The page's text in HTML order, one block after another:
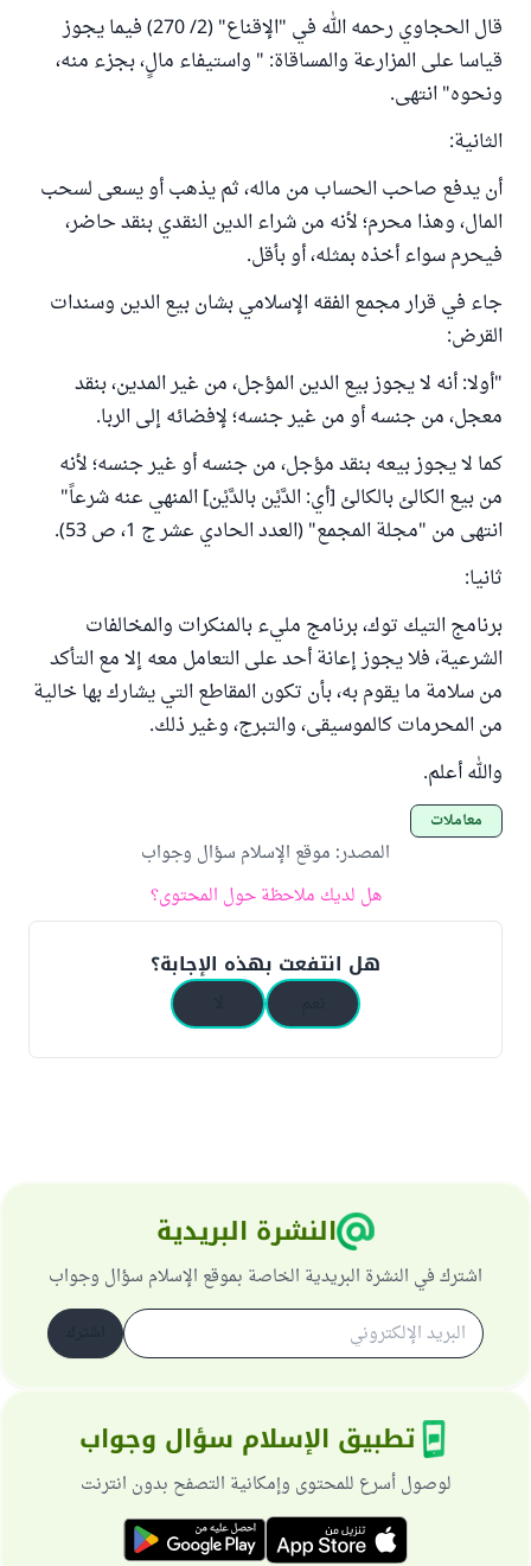
قال الحجاوي رحمه الله في "الإقناع" (2/ 270) فيما يجوز
قياسا على المزارعة والمساقاة: " واستيفاء مالٍ، بجزء منه،
ونحوه" انتهى.
الثانية:
أن يدفع صاحب الحساب من ماله، ثم يذهب أو يسعى لسحب
المال، وهذا محرم؛ لأنه من شراء الدين النقدي بنقد حاضر،
فيحرم سواء أخذه بمثله، أو بأقل.
جاء في قرار مجمع الفقه الإسلامي بشان بيع الدين وسندات
القرض:
"أولا: أنه لا يجوز بيع الدين المؤجل، من غير المدين، بنقد
معجل، من جنسه أو من غير جنسه؛ لإفضائه إلى الربا.
كما لا يجوز بيعه بنقد مؤجل، من جنسه أو غير جنسه؛ لأنه
من بيع الكالئ بالكالئ [أي: الدَّيْن بالدَّيْن] المنهي عنه شرعاً"
انتهى من "مجلة المجمع" (العدد الحادي عشر ج 1، ص 53).
ثانيا:
برنامج التيك توك، برنامج مليء بالمنكرات والمخالفات
الشرعية، فلا يجوز إعانة أحد على التعامل معه إلا مع التأكد
من سلامة ما يقوم به، بأن تكون المقاطع التي يشارك بها خالية
من المحرمات كالموسيقى، والتبرج، وغير ذلك.
والله أعلم.
معاملات
المصدر: موقع الإسلام سؤال وجواب
هل لديك ملاحظة حول المحتوى؟
هل انتفعت بهذه الإجابة؟
النشرة البريدية
اشترك في النشرة البريدية الخاصة بموقع الإسلام سؤال وجواب
تطبيق الإسلام سؤال وجواب
لوصول أسرع للمحتوى وإمكانية التصفح بدون انترنت